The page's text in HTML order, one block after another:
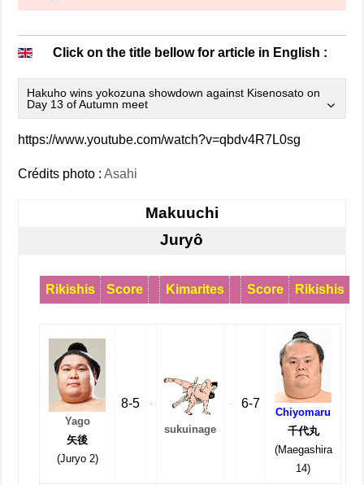
Click on the title bellow for article in English :
Hakuho wins yokozuna showdown against Kisenosato on
Day 13 of Autumn meet
https://www.youtube.com/watch?v=qbdv4R7L0sg
Crédits photo :Asahi
Makuuchi
Juryô
Rikishis Score Kimarites Score Rikishis
Yago
矢後
(Juryo 2)
8-5
sukuinage
6-7
Chiyomaru
千代丸
(Maegashira
14)